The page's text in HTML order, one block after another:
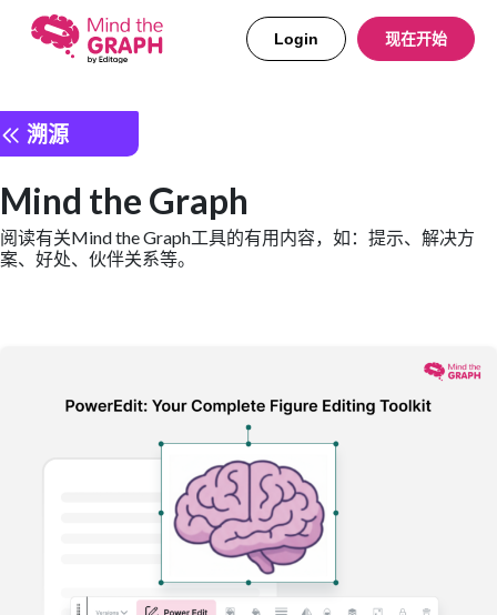
Login 现在开始
溯源
Mind the Graph
阅读有关Mind the Graph工具的有用内容，如：提示、解决方
案、好处、伙伴关系等。